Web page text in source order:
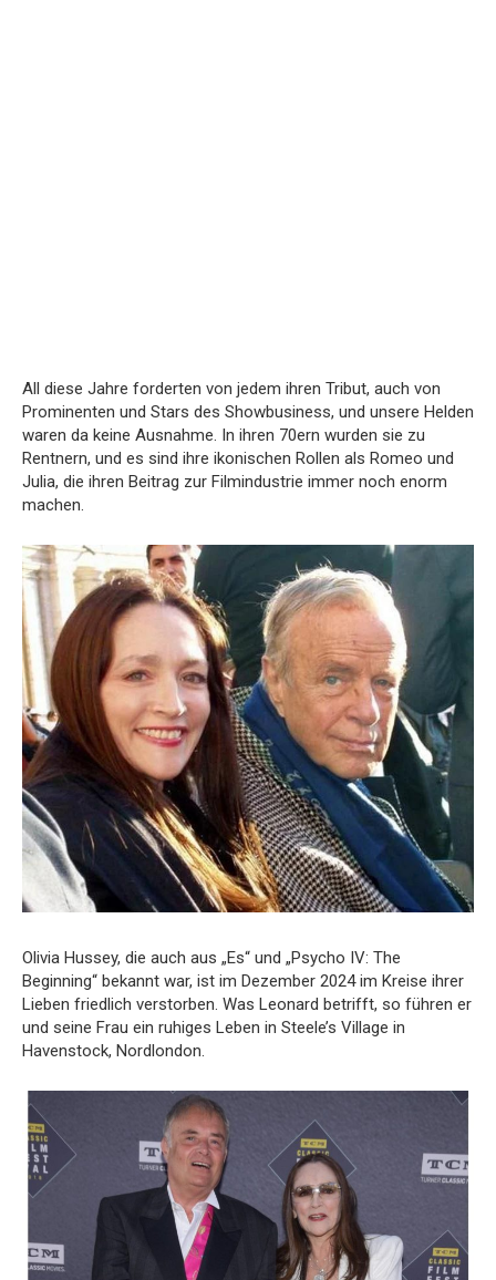
All diese Jahre forderten von jedem ihren Tribut, auch von
Prominenten und Stars des Showbusiness, und unsere Helden
waren da keine Ausnahme. In ihren 70ern wurden sie zu
Rentnern, und es sind ihre ikonischen Rollen als Romeo und
Julia, die ihren Beitrag zur Filmindustrie immer noch enorm
machen.
Olivia Hussey, die auch aus „Es“ und „Psycho IV: The
Beginning“ bekannt war, ist im Dezember 2024 im Kreise ihrer
Lieben friedlich verstorben. Was Leonard betrifft, so führen er
und seine Frau ein ruhiges Leben in Steele’s Village in
Havenstock, Nordlondon.